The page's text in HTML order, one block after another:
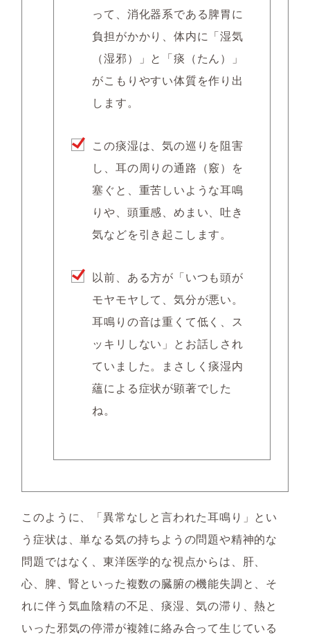
って、消化器系である脾胃に
負担がかかり、体内に「湿気
（湿邪）」と「痰（たん）」
がこもりやすい体質を作り出
します。
この痰湿は、気の巡りを阻害
し、耳の周りの通路（竅）を
塞ぐと、 重苦しいような耳鳴
りや、頭重感、めまい、吐き
気などを引き起こします。
以前、ある方が「いつも頭が
モヤモヤして、気分が悪い。
耳鳴りの音は重くて低く、ス
ッキリしない」とお話しされ
ていました。まさしく痰湿内
蘊による症状が顕著でした
ね。
このように、「異常なしと言われた耳鳴り」とい
う症状は、単なる気の持ちようの問題や精神的な
問題ではなく、東洋医学的な視点からは、肝、
心、脾、腎といった複数の臓腑の機能失調と、そ
れに伴う気血陰精の不足、痰湿、気の滞り、熱と
いった邪気の停滞が複雑に絡み合って生じている